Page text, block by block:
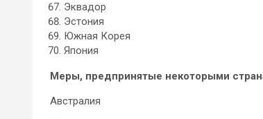
Эквадор
Эстония
Южная Корея
Япония
Меры, предпринятые некоторыми
Австралия